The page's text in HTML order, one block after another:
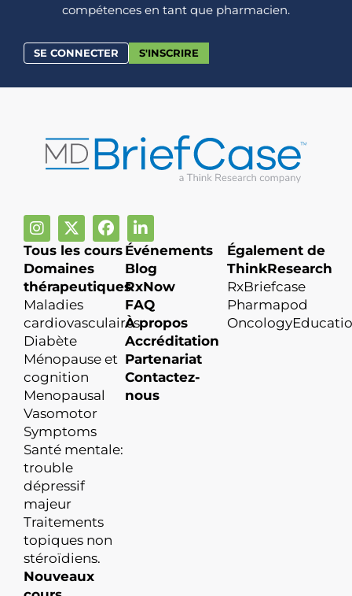
compétences en tant que pharmacien.
SE CONNECTER S'INSCRIRE
Tous les cours
Domaines
thérapeutiques
Maladies
cardiovasculaires
Diabète
Ménopause et
cognition
Menopausal
Vasomotor
Symptoms
Santé mentale:
trouble
dépressif
majeur
Traitements
topiques non
stéroïdiens.
Nouveaux
Événements
Blog
RxNow
FAQ
À propos
Accréditation
Partenariat
Contactez-
nous
Également de
ThinkResearch
RxBriefcase
Pharmapod